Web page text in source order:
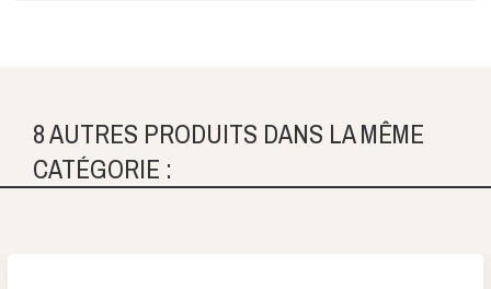
8 AUTRES PRODUITS DANS LA MÊME
CATÉGORIE :